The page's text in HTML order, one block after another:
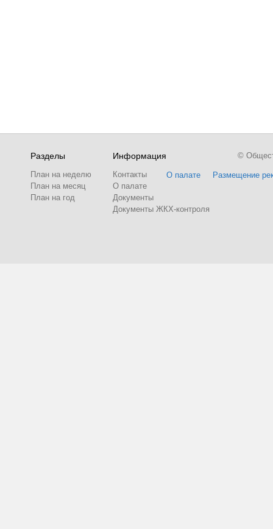
Разделы
План на неделю
План на месяц
План на год
Информация
Контакты
О палате
Документы
Документы ЖКХ-контроля
О палате Размещение
©